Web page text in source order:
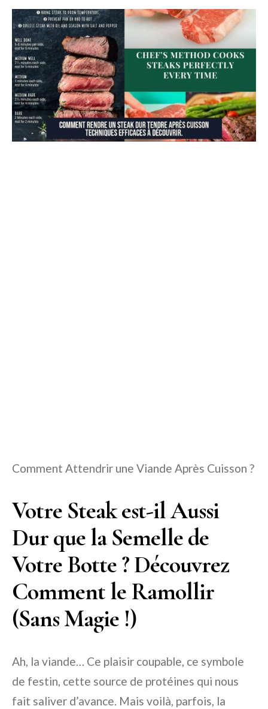
Comment Attendrir une Viande Après Cuisson ?
Votre Steak est-il Aussi
Dur que la Semelle de
Votre Botte ? Découvrez
Comment le Ramollir
(Sans Magie !)
Ah, la viande… Ce plaisir coupable, ce symbole
de festin, cette source de protéines qui nous
fait saliver d’avance. Mais voilà, parfois, la